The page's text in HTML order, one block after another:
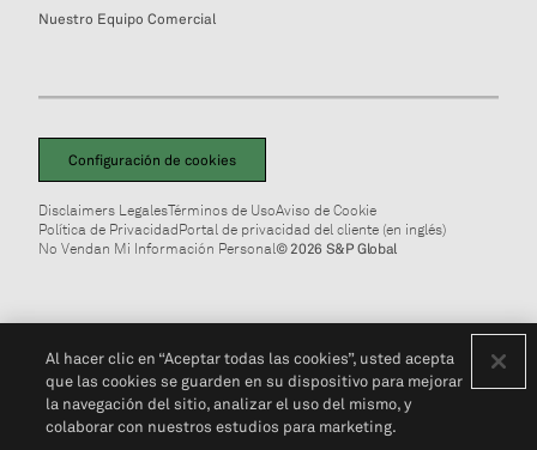
Nuestro Equipo Comercial
Configuración de cookies
Disclaimers LegalesTérminos de UsoAviso de Cookie
Política de PrivacidadPortal de privacidad del cliente (en inglés)
No Vendan Mi Información Personal© 2026 S&P Global
Al hacer clic en “Aceptar todas las cookies”, usted acepta
que las cookies se guarden en su dispositivo para mejorar
la navegación del sitio, analizar el uso del mismo, y
colaborar con nuestros estudios para marketing.